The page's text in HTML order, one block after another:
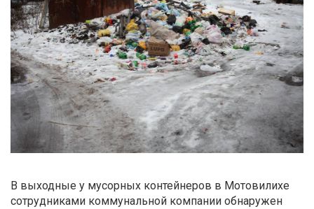
В выходные у мусорных контейнеров в Мотовилихе
сотрудниками коммунальной компании обнаружен